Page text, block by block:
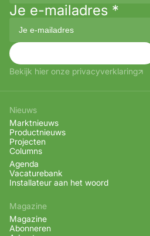
Je e-mailadres *
Bekijk hier onze privacyverklaring
Nieuws
Marktnieuws
Productnieuws
Projecten
Columns
Agenda
Vacaturebank
Installateur aan het woord
Magazine
Magazine
Abonneren